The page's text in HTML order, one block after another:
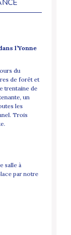
l’Yonne
du
de forêt et
trentaine de
un
les
Trois
salle à
par notre